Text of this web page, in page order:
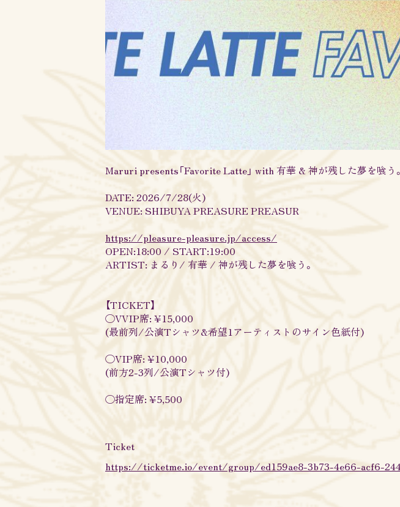
Maruri presents「Favorite Latte」 with 有華 & 神が残した夢を喰う。
DATE: 2026/7/28(火)
VENUE: SHIBUYA PREASURE PREASUR
https://pleasure-pleasure.jp/access/
OPEN:18:00 / START:19:00
ARTIST: まるり/ 有華 / 神が残した夢を喰う。
【TICKET】
◯VVIP席: ¥15,000
(最前列/公演Tシャツ&希望1アーティストのサイン色紙付)
◯VIP席: ¥10,000
(前方2-3列/公演Tシャツ付)
◯指定席: ¥5,500
Ticket
https://ticketme.io/event/group/ed159ae8-3b73-4e66-acf6-